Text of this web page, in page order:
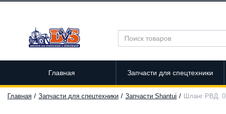
Главная Запчасти для спецтехники
Главная Запчасти для спецтехники Запчасти Shantui Шланг РВД.